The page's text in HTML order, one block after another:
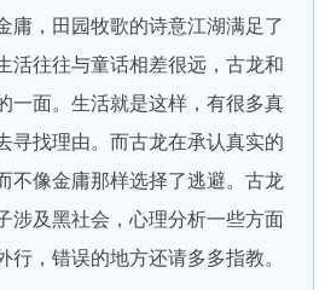
庸，田园牧歌的诗意江湖满足了
活往往与童话相差很远，古龙和
一面。生活就是这样，有很多真
寻找理由。而古龙在承认真实的
不像金庸那样选择了逃避。古龙
涉及黑社会，心理分析一些方面
行，错误的地方还请多多指教。